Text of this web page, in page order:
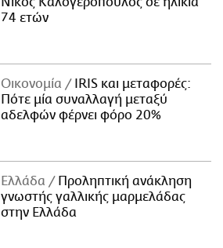
74 ετών
Οικονομία
IRIS και μεταφορές:
Πότε μία συναλλαγή μεταξύ
αδελφών φέρνει φόρο 20%
Ελλάδα
Προληπτική ανάκληση
γνωστής γαλλικής μαρμελάδας
στην Ελλάδα